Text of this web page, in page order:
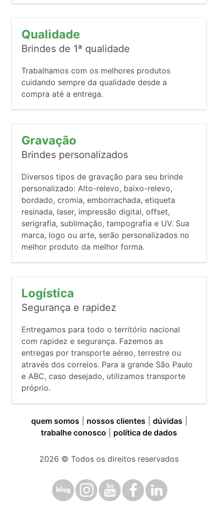
Qualidade
Brindes de 1ª qualidade
Trabalhamos com os melhores produtos
cuidando sempre da qualidade desde a
compra até a entrega.
Gravação
Brindes personalizados
Diversos tipos de gravação para seu brinde
personalizado: Alto-relevo, baixo-relevo,
bordado, cromia, emborrachada, etiqueta
resinada, laser, impressão digital, offset,
serigrafia, sublimação, tampografia e UV. Sua
marca, logo ou arte, serão personalizados no
melhor produto da melhor forma.
Logística
Segurança e rapidez
Entregamos para todo o território nacional
com rapidez e segurança. Fazemos as
entregas por transporte aéreo, terrestre ou
através dos correios. Para a grande São Paulo
e ABC, caso desejado, utilizamos transporte
próprio.
quem somos nossos clientes dúvidas
trabalhe conosco
política de dados
2026 © Todos os direitos reservados